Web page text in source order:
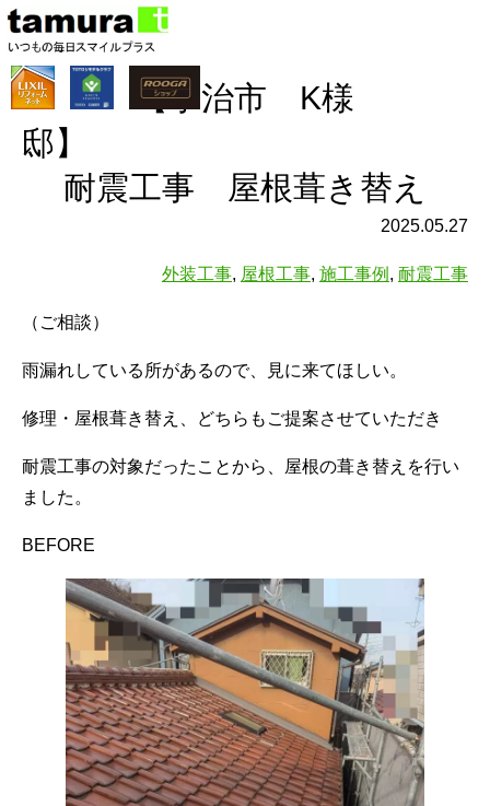
【宇治市 K様
邸
耐震工事 屋根葺き替え
2025.05.27
外装工事, 屋根工事, 施工事例 , 耐震工事
（ご相談）
雨漏れしている所があるので、見に来てほしい。
修理・屋根葺き替え、どちらもご提案させていただき
耐震工事の対象だったことから、屋根の葺き替えを行い
ました。
BEFORE